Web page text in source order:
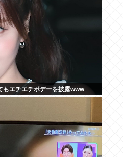
もエチエチボデーを披露www